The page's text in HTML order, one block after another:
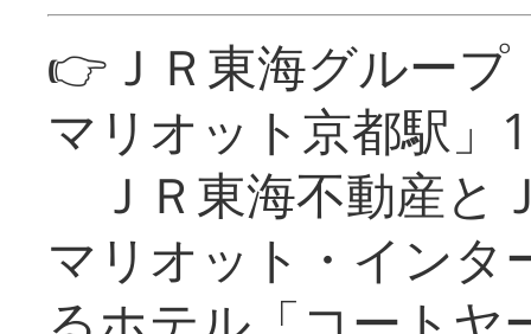
👉ＪＲ東海グルー
マリオット京都駅」
ＪＲ東海不動産と
マリオット・インタ